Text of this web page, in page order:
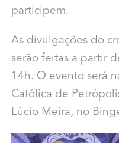
participem.
As divulgações do
serão feitas a partir
14h. O evento será
Católica de
Lúcio Meira, no